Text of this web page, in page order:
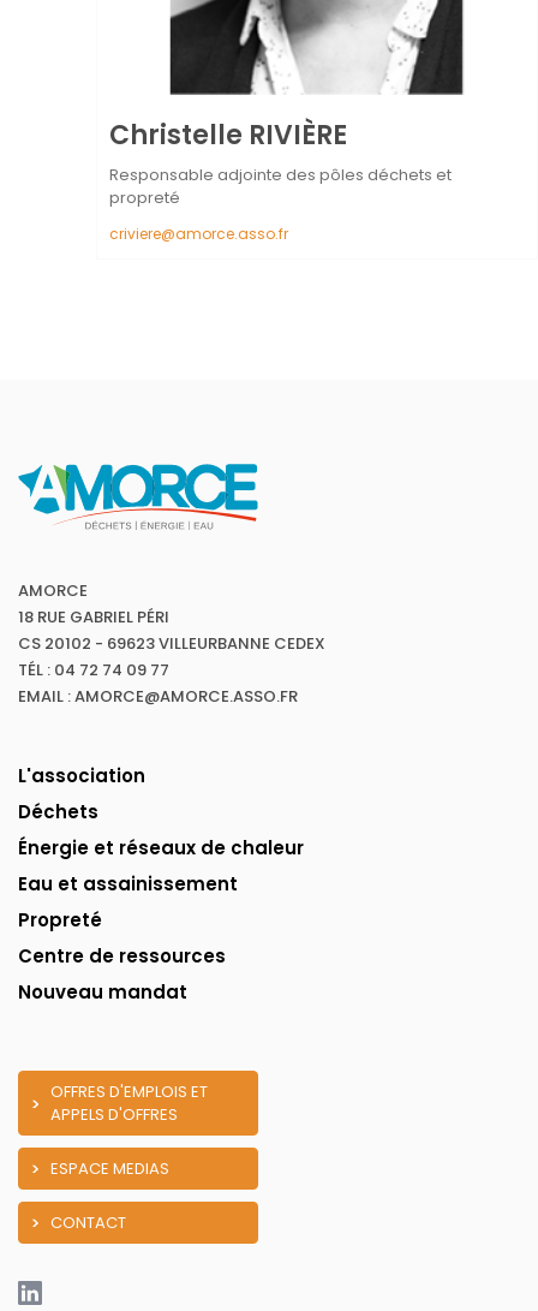
Christelle RIVIÈRE
Responsable adjointe des pôles déchets et
propreté
criviere@amorce.asso.fr
AMORCE
18 RUE GABRIEL PÉRI
CS 20102 - 69623 VILLEURBANNE CEDEX
TÉL : 04 72 74 09 77
EMAIL : AMORCE@AMORCE.ASSO.FR
L'association
Déchets
Énergie et réseaux de chaleur
Eau et assainissement
Propreté
Centre de ressources
Nouveau mandat
OFFRES D'EMPLOIS ET
APPELS D'OFFRES
ESPACE MEDIAS
CONTACT